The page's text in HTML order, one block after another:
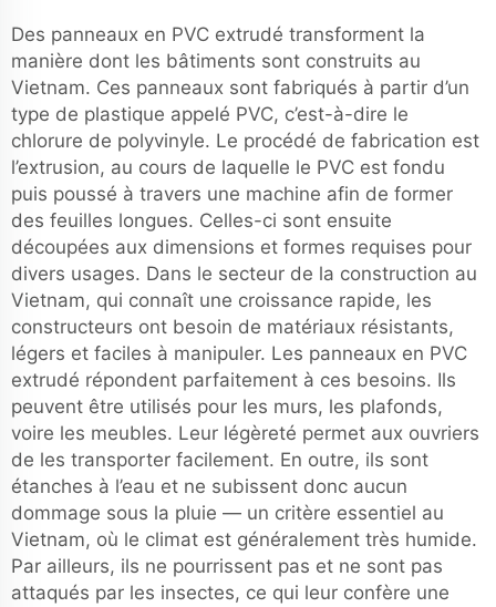
Des panneaux en PVC extrudé transforment la
manière dont les bâtiments sont construits au
Vietnam. Ces panneaux sont fabriqués à partir d’un
type de plastique appelé PVC, c’est-à-dire le
chlorure de polyvinyle. Le procédé de fabrication est
l’extrusion, au cours de laquelle le PVC est fondu
puis poussé à travers une machine afin de former
des feuilles longues. Celles-ci sont ensuite
découpées aux dimensions et formes requises pour
divers usages. Dans le secteur de la construction au
Vietnam, qui connaît une croissance rapide, les
constructeurs ont besoin de matériaux résistants,
légers et faciles à manipuler. Les panneaux en PVC
extrudé répondent parfaitement à ces besoins. Ils
peuvent être utilisés pour les murs, les plafonds,
voire les meubles. Leur légèreté permet aux ouvriers
de les transporter facilement. En outre, ils sont
étanches à l’eau et ne subissent donc aucun
dommage sous la pluie — un critère essentiel au
Vietnam, où le climat est généralement très humide.
Par ailleurs, ils ne pourrissent pas et ne sont pas
attaqués par les insectes, ce qui leur confère une